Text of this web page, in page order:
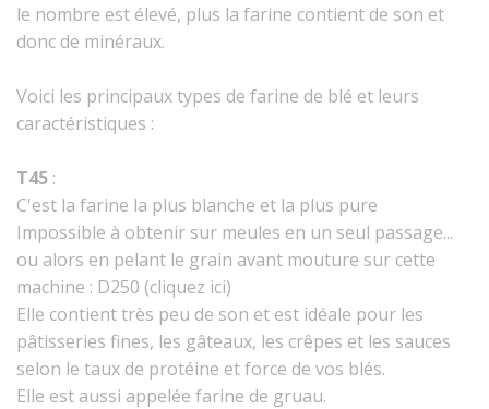
le nombre est élevé, plus la farine contient de son et
donc de minéraux.
Voici les principaux types de farine de blé et leurs
caractéristiques :
T45 :
C'est la farine la plus blanche et la plus pure
Impossible à obtenir sur meules en un seul passage...
ou alors en pelant le grain avant mouture sur cette
machine : D250 (cliquez ici)
Elle contient très peu de son et est idéale pour les
pâtisseries fines, les gâteaux, les crêpes et les sauces
selon le taux de protéine et force de vos blés.
Elle est aussi appelée farine de gruau.